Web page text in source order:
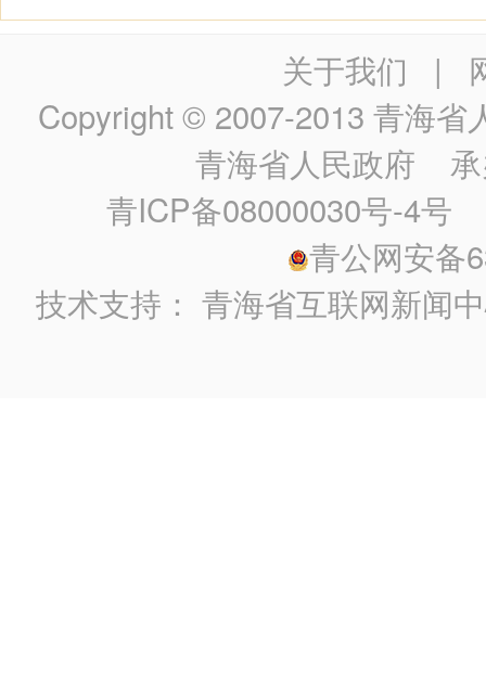
关于我们 |
Copyright © 2007-2013 青海省
青海省人民政府 承
青ICP备08000030号-4号
青公网安备
技术支持：青海省互联网新闻